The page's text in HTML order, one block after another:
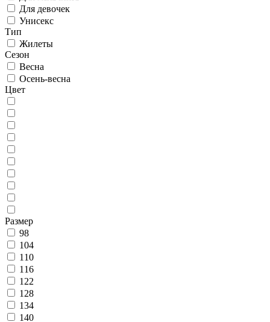
Для девочек
Унисекс
Тип
Жилеты
Сезон
Весна
Осень-весна
Цвет
Размер
98
104
110
116
122
128
134
140